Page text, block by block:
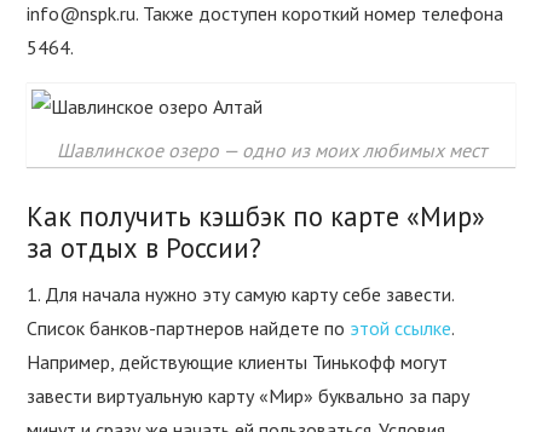
info@nspk.ru. Также доступен короткий номер телефона
5464.
Шавлинское озеро — одно из моих любимых мест
Как получить кэшбэк по карте «Мир»
за отдых в России?
1. Для начала нужно эту самую карту себе завести.
Список банков-партнеров найдете по этой ссылке.
Например, действующие клиенты Тинькофф могут
завести виртуальную карту «Мир» буквально за пару